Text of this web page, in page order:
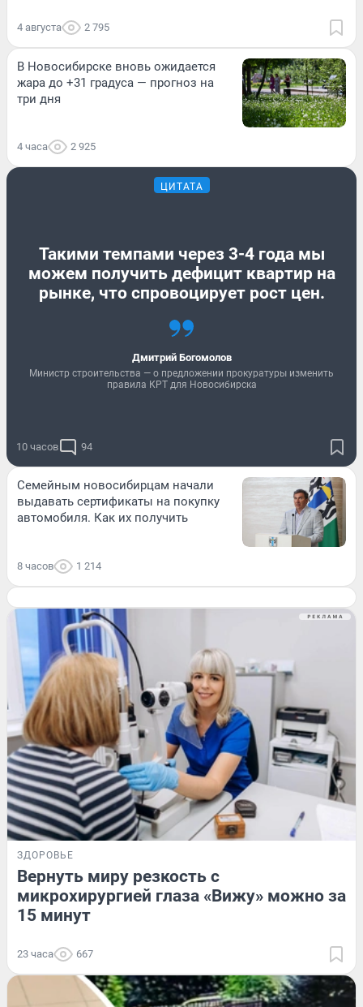
4 августа 2 795
В Новосибирске вновь ожидается
жара до +31 градуса — прогноз на
три дня
4 часа 2 925
ЦИТАТА
Такими темпами через 3-4 года мы
можем получить дефицит квартир на
рынке, что спровоцирует рост цен.
Дмитрий Богомолов
Министр строительства — о предложении прокуратуры изменить
правила КРТ для Новосибирска
10 часов 94
Семейным новосибирцам начали
выдавать сертификаты на покупку
автомобиля. Как их получить
8 часов 1 214
ЗДОРОВЬЕ
Вернуть миру резкость с
микрохирургией глаза «Вижу» можно за
15 минут
23 часа 667